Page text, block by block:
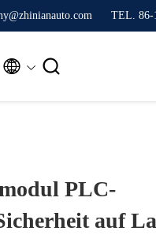
TEL. 86-
 
PLC-
auf